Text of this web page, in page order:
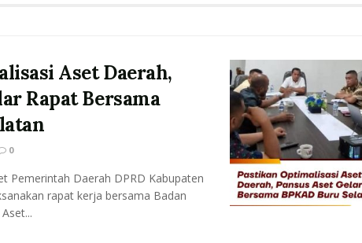
Aset Daerah,
Rapat Bersama
0
Pemerintah Daerah DPRD Kabupaten
rapat kerja bersama Badan